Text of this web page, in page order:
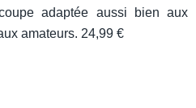
adaptée aussi bien aux
amateurs. 24,99 €